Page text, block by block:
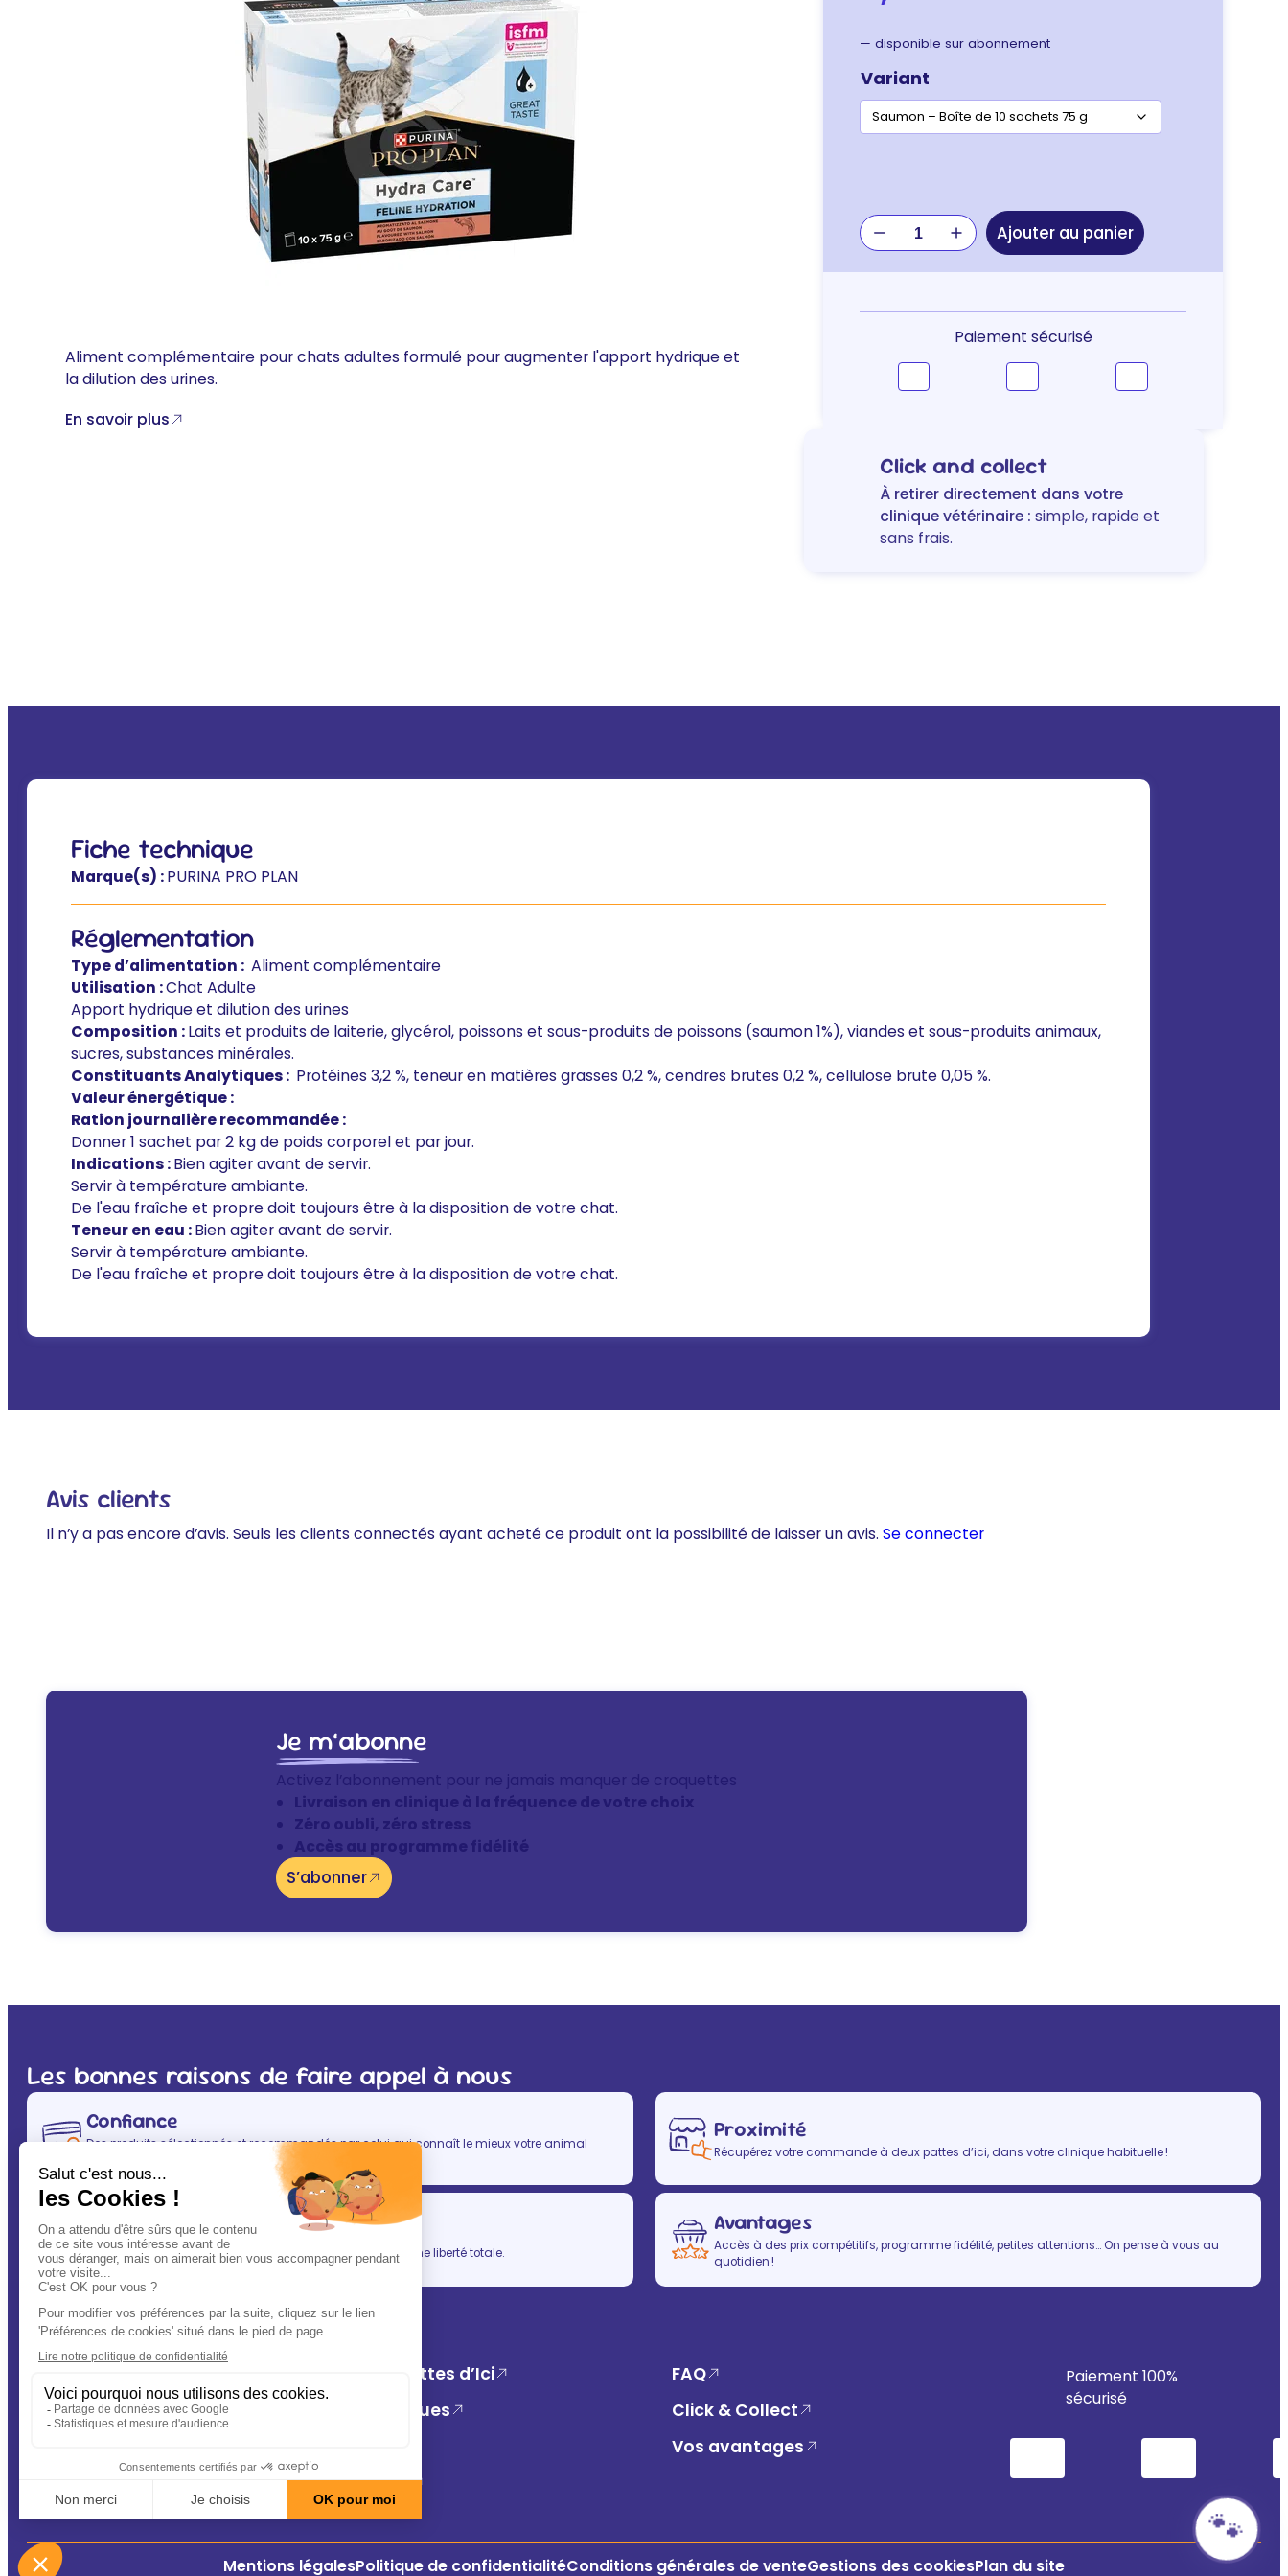
Aliment complémentaire pour chats adultes formulé pour augmenter l'apport hydrique et
la dilution des urines.
En savoir plus
— disponible sur abonnement
Variant
quantité
de
Purina
Plan
saumon
sauce
Ajouter au panier
Paiement sécurisé
Click and collect
À retirer directement dans votre
clinique vétérinaire : simple, rapide et
sans frais.
Fiche technique
Marque(s) :PURINA PRO PLAN
Réglementation
Type d’alimentation : Aliment complémentaire
Utilisation :Chat Adulte
Apport hydrique et dilution des urines
Composition :Laits et produits de laiterie, glycérol, poissons et sous-produits de poissons (saumon 1%), viandes et sous-produits animaux,
sucres, substances minérales.
Constituants Analytiques : Protéines 3,2 %, teneur en matières grasses 0,2 %, cendres brutes 0,2 %, cellulose brute 0,05 %.
Valeur énergétique :
Ration journalière recommandée :
Donner 1 sachet par 2 kg de poids corporel et par jour.
Indications :Bien agiter avant de servir.
Servir à température ambiante.
De l'eau fraîche et propre doit toujours être à la disposition de votre chat.
Teneur en eau :Bien agiter avant de servir.
Servir à température ambiante.
De l'eau fraîche et propre doit toujours être à la disposition de votre chat.
Avis clients
Il n’y a pas encore d’avis. Seuls les clients connectés ayant acheté ce produit ont la possibilité de laisser un avis. Se connecter
Je m’abonne
Activez l’abonnement pour ne jamais manquer de croquettes
Livraison en clinique à la fréquence de votre choix
Zéro oubli, zéro stress
Accès au programme fidélité
S’abonner
Les bonnes raisons de faire appel à nous
Confiance
Des produits sélectionnés et recommandés par celui qui connaît le mieux votre animal
(après vous évidemment ! ) : votre vétérinaire.
Proximité
Récupérez votre commande à deux pattes d’ici, dans votre clinique habituelle !
Simplicité
En un clic, vous allégez votre quotidien, tout en gardant une liberté totale.
Avantages
Accès à des prix compétitifs, programme fidélité, petites attentions… On pense à vous au
quotidien !
A Deux Pattes d’Ici
FAQ
Nos cliniques
Click & Collect
Vos avantages
Conseils
Paiement 100%
sécurisé
Mentions légalesPolitique de confidentialitéConditions générales de venteGestions des cookiesPlan du site
🐾